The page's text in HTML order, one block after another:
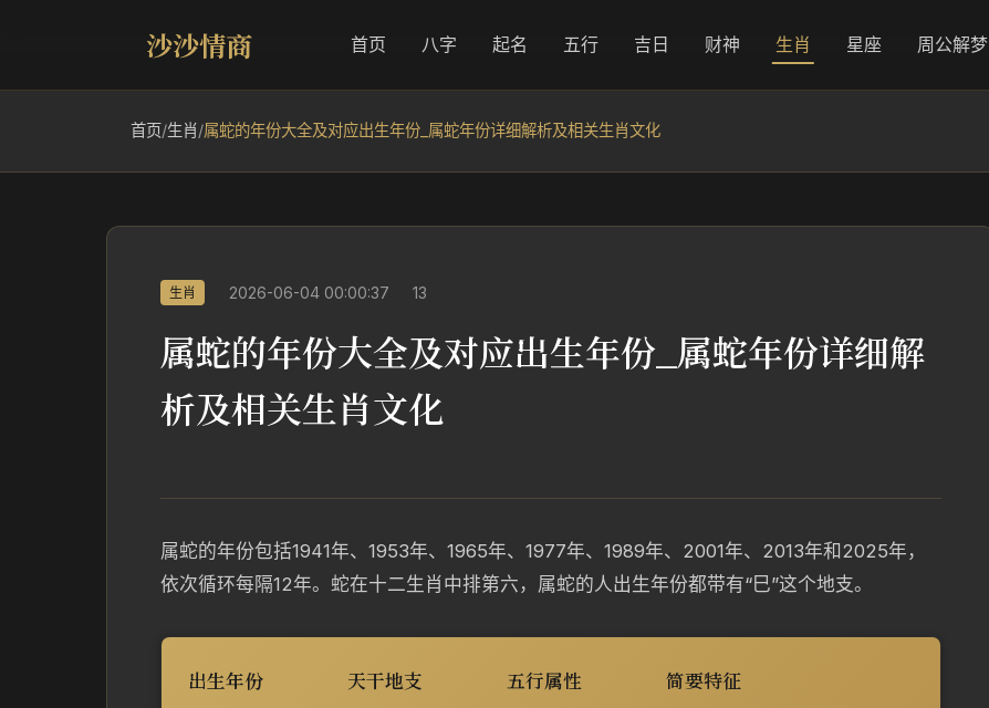
沙沙情商 首页 八字 起名 五行 吉日 财神 生肖 星座 周公解梦
首页/生肖/属蛇的年份大全及对应出生年份_属蛇年份详细解析及相关生肖文化
生肖 2026-06-04 00:00:37 13
属蛇的年份大全及对应出生年份_属蛇年份详细解
析及相关生肖文化
属蛇的年份包括1941年、1953年、1965年、1977年、1989年、2001年、2013年和2025年，
依次循环每隔12年。蛇在十二生肖中排第六，属蛇的人出生年份都带有“巳”这个地支。
出生年份 天干地支 五行属性 简要特征